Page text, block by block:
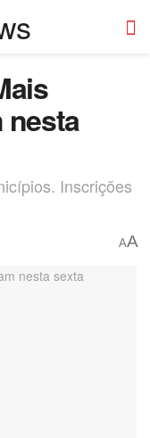
nesta
Inscrições
AA